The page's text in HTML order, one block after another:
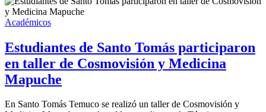
Académicos
Estudiantes de Santo Tomás participaron
en taller de Cosmovisión y Medicina
Mapuche
En Santo Tomás Temuco se realizó un taller de Cosmovisión y